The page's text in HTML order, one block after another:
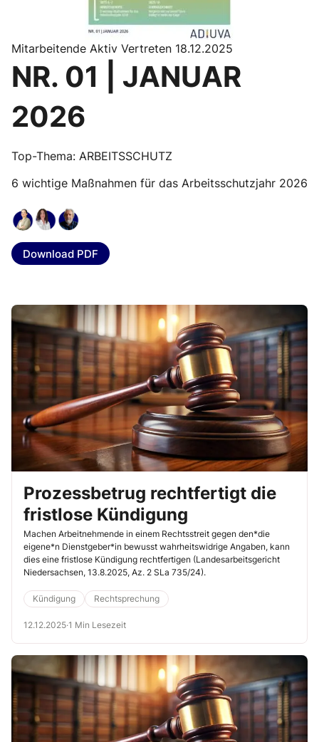
Mitarbeitende Aktiv Vertreten 18.12.2025
NR. 01 | JANUAR
2026
Top-Thema: ARBEITSSCHUTZ
6 wichtige Maßnahmen für das Arbeitsschutzjahr 2026
Download PDF
Prozessbetrug rechtfertigt die
fristlose Kündigung
Machen Arbeitnehmende in einem Rechtsstreit gegen den*die
eigene*n Dienstgeber*in bewusst wahrheitswidrige Angaben, kann
dies eine fristlose Kündigung rechtfertigen (Landesarbeitsgericht
Niedersachsen, 13.8.2025, Az. 2 SLa 735/24).
Kündigung Rechtsprechung
12.12.2025·1 Min Lesezeit